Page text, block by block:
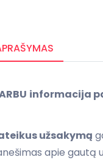
informacija
užsakymą
apie gautą